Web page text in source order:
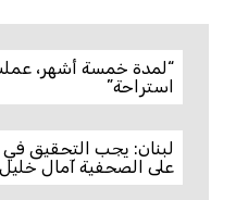
استراحة”
لبنان: يجب التحقيق في
على الصحفية آمال